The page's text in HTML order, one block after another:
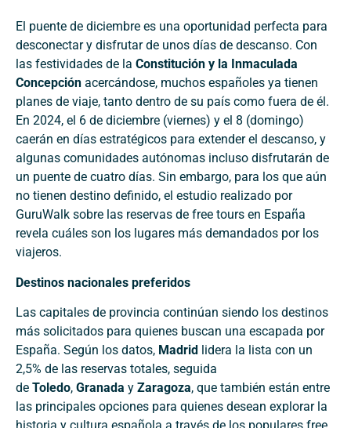
El puente de diciembre es una oportunidad perfecta para
desconectar y disfrutar de unos días de descanso. Con
las festividades de la Constitución y la Inmaculada
Concepción acercándose, muchos españoles ya tienen
planes de viaje, tanto dentro de su país como fuera de él.
En 2024, el 6 de diciembre (viernes) y el 8 (domingo)
caerán en días estratégicos para extender el descanso, y
algunas comunidades autónomas incluso disfrutarán de
un puente de cuatro días. Sin embargo, para los que aún
no tienen destino definido, el estudio realizado por
GuruWalk sobre las reservas de free tours en España
revela cuáles son los lugares más demandados por los
viajeros.
Destinos nacionales preferidos
Las capitales de provincia continúan siendo los destinos
más solicitados para quienes buscan una escapada por
España. Según los datos, Madrid
lidera la lista con un
2,5% de las reservas totales, seguida
de Toledo, Granada y Zaragoza, que también están entre
las principales opciones para quienes desean explorar la